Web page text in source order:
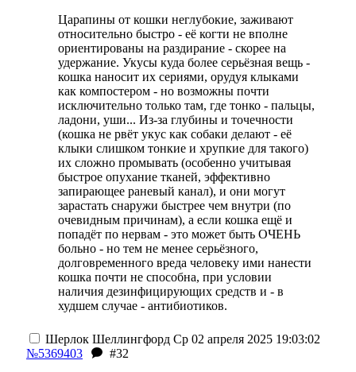
Царапины от кошки неглубокие, заживают
относительно быстро - её когти не вполне
ориентированы на раздирание - скорее на
удержание. Укусы куда более серьёзная вещь -
кошка наносит их сериями, орудуя клыками
как компостером - но возможны почти
исключительно только там, где тонко - пальцы,
ладони, уши... Из-за глубины и точечности
(кошка не рвёт укус как собаки делают - её
клыки слишком тонкие и хрупкие для такого)
их сложно промывать (особенно учитывая
быстрое опухание тканей, эффективно
запирающее раневый канал), и они могут
зарастать снаружи быстрее чем внутри (по
очевидным причинам), а если кошка ещё и
попадёт по нервам - это может быть ОЧЕНЬ
больно - но тем не менее серьёзного,
долговременного вреда человеку ими нанести
кошка почти не способна, при условии
наличия дезинфицирующих средств и - в
худшем случае - антибиотиков.
Шерлок Шеллингфорд Ср 02 апреля 2025 19:03:02
№5369403
#32